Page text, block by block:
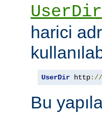
UserDir
harici
UserDir http://
Bu